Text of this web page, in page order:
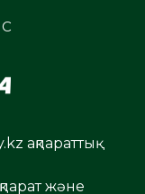
ақпараттық
және